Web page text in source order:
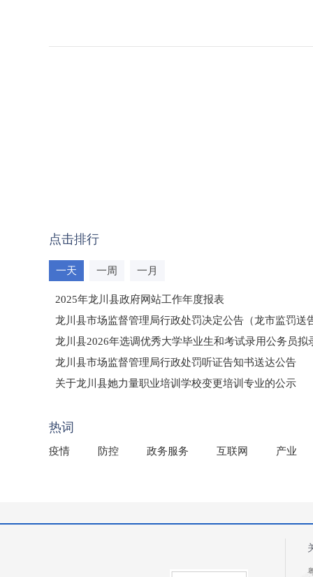
点击排行
一天 一周 一月
2025年龙川县政府网站工作年度报表
龙川县市场监督管理局行政处罚决定公告（龙市监罚送
龙川县2026年选调优秀大学毕业生和考试录用公务员拟
龙川县市场监督管理局行政处罚听证告知书送达公告
（龙市监罚送告〔2026〕71号）
关于龙川县她力量职业培训学校变更培训专业的公示
热词
疫情 防控 政务服务 互联网 产业